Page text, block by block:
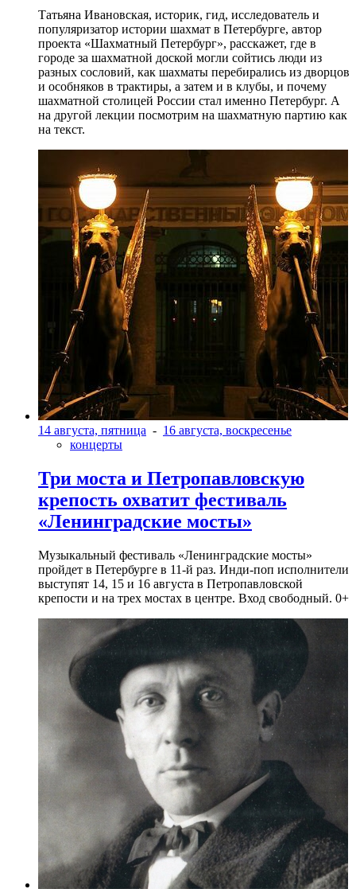
Татьяна Ивановская, историк, гид, исследователь и
популяризатор истории шахмат в Петербурге, автор
проекта «Шахматный Петербург», расскажет, где в
городе за шахматной доской могли сойтись люди из
разных сословий, как шахматы перебирались из дворцов
и особняков в трактиры, а затем и в клубы, и почему
шахматной столицей России стал именно Петербург. А
на другой лекции посмотрим на шахматную партию как
на текст.
14 августа, пятница - 16 августа, воскресенье
концерты
Три моста и Петропавловскую
крепость охватит фестиваль
«Ленинградские мосты»
Музыкальный фестиваль «Ленинградские мосты»
пройдет в Петербурге в 11-й раз. Инди-поп исполнители
выступят 14, 15 и 16 августа в Петропавловской
крепости и на трех мостах в центре. Вход свободный. 0+